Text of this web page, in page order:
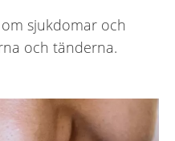
sjukdomar och
och tänderna.